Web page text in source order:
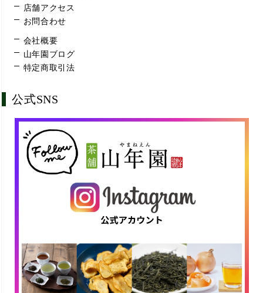
店舗アクセス
お問合わせ
会社概要
山年園ブログ
特定商取引法
公式SNS